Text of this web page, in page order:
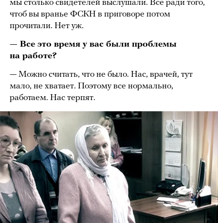
мы столько свидетелей выслушали. Все ради того,
чтоб вы вранье ФСКН в приговоре потом
прочитали. Нет уж.
— Все это время у вас были проблемы
на работе?
— Можно считать, что не было. Нас, врачей, тут
мало, не хватает. Поэтому все нормально,
работаем. Нас терпят.